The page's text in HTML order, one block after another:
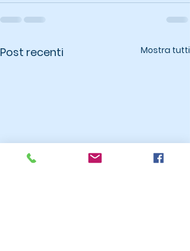
Post recenti Mostra tutti